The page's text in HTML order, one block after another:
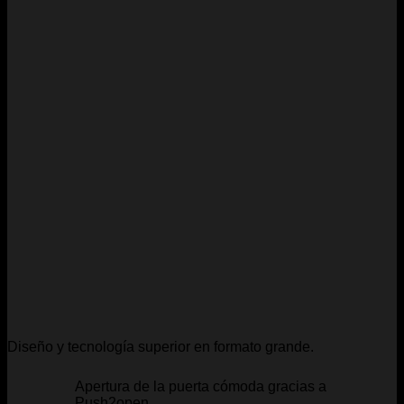
Diseño y tecnología superior en formato grande.
Apertura de la puerta cómoda gracias a